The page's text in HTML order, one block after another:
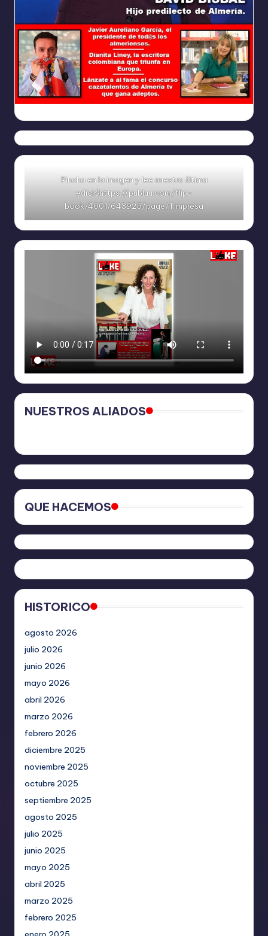
Ya
Pincha en la imagen y lee nuestra última
edicióhttps://publuu.com/flip-
book/4001/643925/page/1 impresa
NUESTROS ALIADOS
QUE HACEMOS
HISTORICO
agosto 2026
julio 2026
junio 2026
mayo 2026
abril 2026
marzo 2026
febrero 2026
diciembre 2025
noviembre 2025
octubre 2025
septiembre 2025
agosto 2025
julio 2025
junio 2025
mayo 2025
abril 2025
marzo 2025
febrero 2025